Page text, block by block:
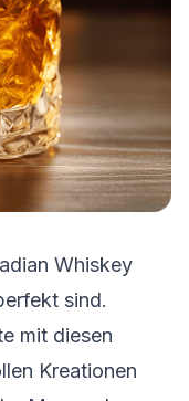
Whiskey
sind.
mit diesen
Kreationen